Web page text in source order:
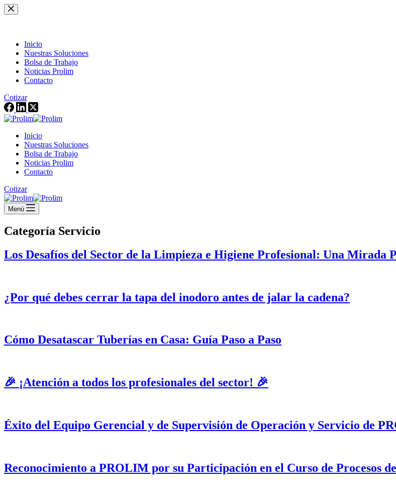
Saltar
al
Inicio
Nuestras Soluciones
Bolsa de Trabajo
Noticias Prolim
Contacto
Cotizar
Inicio
Nuestras Soluciones
Bolsa de Trabajo
Noticias Prolim
Contacto
Cotizar
Menú
Categoría Servicio
Los Desafíos del Sector de la Limpieza e Higiene Profesional: Una Mirada
¿Por qué debes cerrar la tapa del inodoro antes de jalar la cadena?
Cómo Desatascar Tuberías en Casa: Guía Paso a Paso
🎉 ¡Atención a todos los profesionales del sector! 🎉
Éxito del Equipo Gerencial y de Supervisión de Operación y Servicio de
Reconocimiento a PROLIM por su Participación en el Curso de Procesos